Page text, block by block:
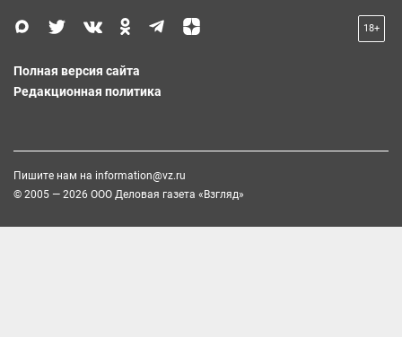
18+
Полная версия сайта
Редакционная политика
Пишите нам на information@vz.ru
© 2005 — 2026 ООО Деловая газета «Взгляд»